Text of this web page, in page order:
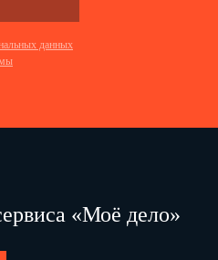
данных
«Моё дело»